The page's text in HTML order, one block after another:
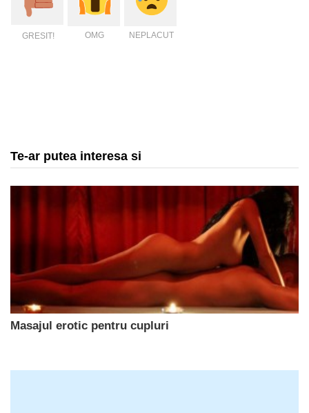
GRESIT! OMG NEPLACUT
Te-ar putea interesa si
Masajul erotic pentru cupluri